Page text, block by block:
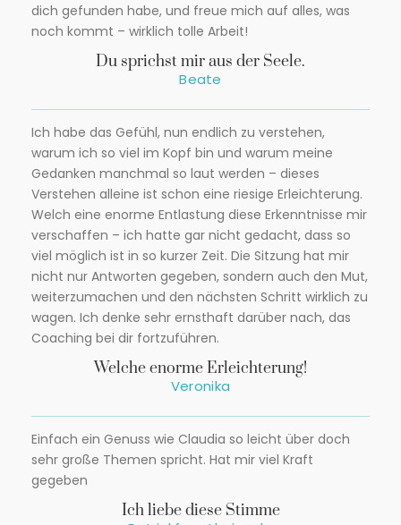
dich gefunden habe, und freue mich auf alles, was
noch kommt – wirklich tolle Arbeit!
Du sprichst mir aus der Seele.
Beate
Ich habe das Gefühl, nun endlich zu verstehen,
warum ich so viel im Kopf bin und warum meine
Gedanken manchmal so laut werden – dieses
Verstehen alleine ist schon eine riesige Erleichterung.
Welch eine enorme Entlastung diese Erkenntnisse mir
verschaffen – ich hatte gar nicht gedacht, dass so
viel möglich ist in so kurzer Zeit. Die Sitzung hat mir
nicht nur Antworten gegeben, sondern auch den Mut,
weiterzumachen und den nächsten Schritt wirklich zu
wagen. Ich denke sehr ernsthaft darüber nach, das
Coaching bei dir fortzuführen.
Welche enorme Erleichterung!
Veronika
Einfach ein Genuss wie Claudia so leicht über doch
sehr große Themen spricht. Hat mir viel Kraft
gegeben
Ich liebe diese Stimme